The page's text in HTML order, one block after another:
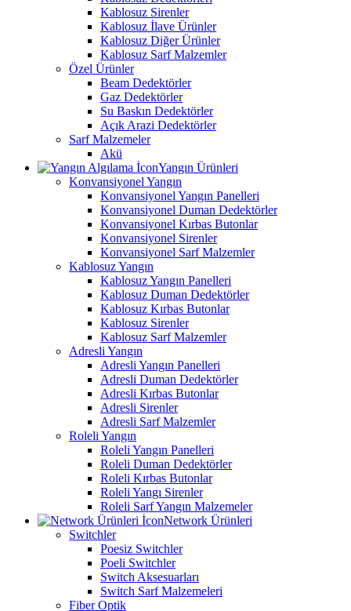
Kablosuz Sirenler
Kablosuz İlave Ürünler
Kablosuz Diğer Ürünler
Kablosuz Sarf Malzemler
Özel Ürünler
Beam Dedektörler
Gaz Dedektörler
Su Baskın Dedektörler
Açık Arazi Dedektörler
Sarf Malzemeler
Akü
Yangın Ürünleri
Konvansiyonel Yangın
Konvansiyonel Yangın Panelleri
Konvansiyonel Duman Dedektörler
Konvansiyonel Kırbas Butonlar
Konvansiyonel Sirenler
Konvansiyonel Sarf Malzemler
Kablosuz Yangın
Kablosuz Yangın Panelleri
Kablosuz Duman Dedektörler
Kablosuz Kırbas Butonlar
Kablosuz Sirenler
Kablosuz Sarf Malzemler
Adresli Yangın
Adresli Yangın Panelleri
Adresli Duman Dedektörler
Adresli Kırbas Butonlar
Adresli Sirenler
Adresli Sarf Malzemler
Roleli Yangın
Roleli Yangın Panelleri
Roleli Duman Dedektörler
Roleli Kırbas Butonlar
Roleli Yangı Sirenler
Roleli Sarf Yangın Malzemeler
Network Ürünleri
Switchler
Poesiz Switchler
Poeli Switchler
Switch Aksesuarları
Switch Sarf Malzemeleri
Fiber Optik